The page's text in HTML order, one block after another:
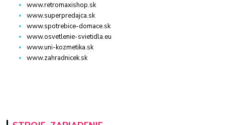
www.retromaxishop.sk
www.superpredajca.sk
www.spotrebice-domace.sk
www.osvetlenie-svietidla.eu
www.uni-kozmetika.sk
www.zahradnicek.sk